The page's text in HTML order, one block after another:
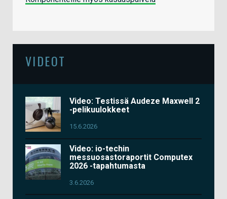
VIDEOT
Video: Testissä Audeze Maxwell 2
-pelikuulokkeet
15.6.2026
Video: io-techin
messuosastoraportit Computex
2026 -tapahtumasta
3.6.2026